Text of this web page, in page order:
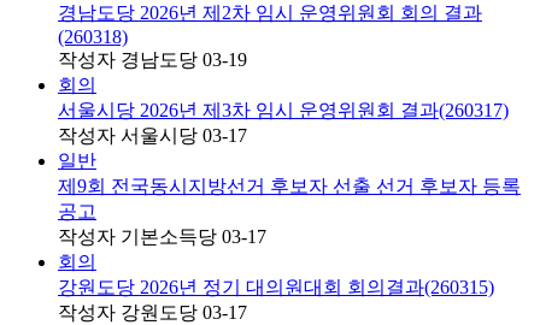
경남도당 2026년 제2차 임시 운영위원회 회의 결과
(260318)
작성자 경남도당 03-19
회의
서울시당 2026년 제3차 임시 운영위원회 결과(260317)
작성자 서울시당 03-17
일반
제9회 전국동시지방선거 후보자 선출 선거 후보자 등록
공고
작성자 기본소득당 03-17
회의
강원도당 2026년 정기 대의원대회 회의결과(260315)
작성자 강원도당 03-17